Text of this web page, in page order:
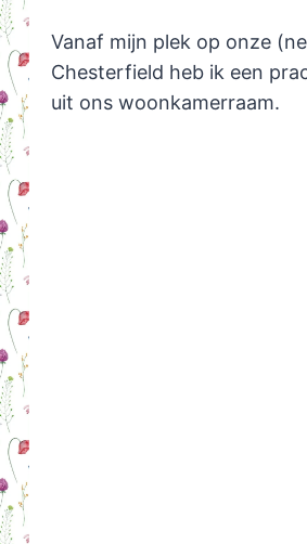
Vanaf mijn plek op onze
Chesterfield heb ik een
uit ons woonkamerraam.